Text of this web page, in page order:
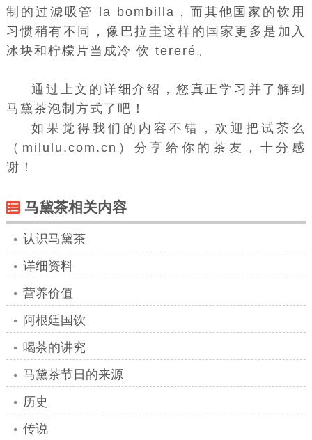
制的过滤吸管 la bombilla，而其他国家的饮用
习惯稍有不同，像巴拉圭这样的国家更多是加入
冰块和 柠檬片当成冷 饮 tereré。
通过上文的详细介绍，您真正学习并了解到
马黛茶泡制方式了吧！
如果觉得我们的内容不错，欢迎把试茶么
（milulu.com.cn）分享给你的茶友，十分感
谢！
马黛茶相关内容
认识马黛茶
详细资料
营养价值
阿根廷国饮
喝茶的讲究
马黛茶节日的来源
历史
传说